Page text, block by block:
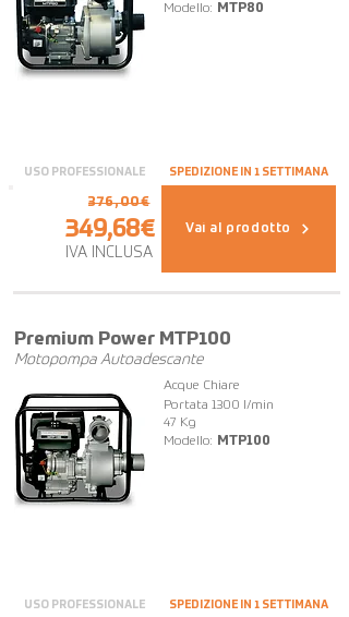
USO PROFESSIONALE
Modello:
MTP80
SPEDIZIONE IN 1 SETTIMANA
349,68€
376,00€
IVA INCLUSA
Vai al prodotto
Premium Power MTP100
Motopompa Autoadescante
USO PROFESSIONALE
Acque Chiare
Portata 1300 l/min
47 Kg
Modello:
MTP100
SPEDIZIONE IN 1 SETTIMANA